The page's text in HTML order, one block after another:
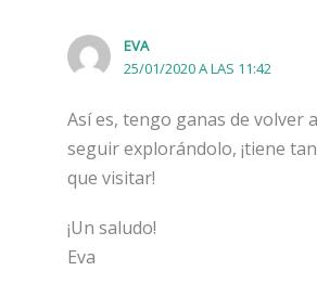
EVA
25/01/2020 A LAS 11:42
Así es, tengo ganas de volver
seguir explorándolo, ¡tiene
que visitar!
¡Un saludo!
Eva